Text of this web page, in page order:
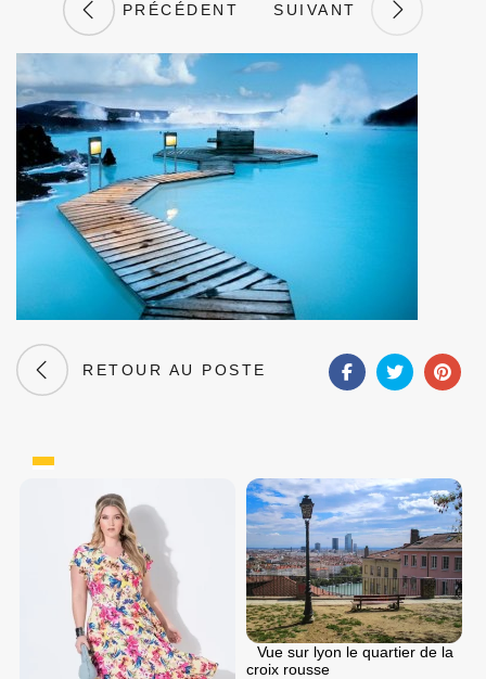
PRÉCÉDENT SUIVANT
RETOUR AU POSTE
Vue sur lyon le quartier de la
croix rousse